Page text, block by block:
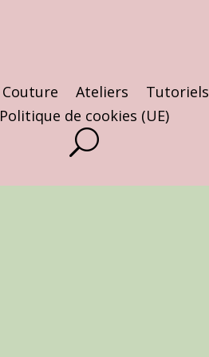
Couture Ateliers Tutoriels
Politique de cookies (UE)